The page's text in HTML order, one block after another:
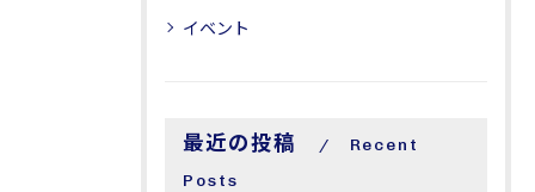
イベント
最近の投稿
Recent
Posts